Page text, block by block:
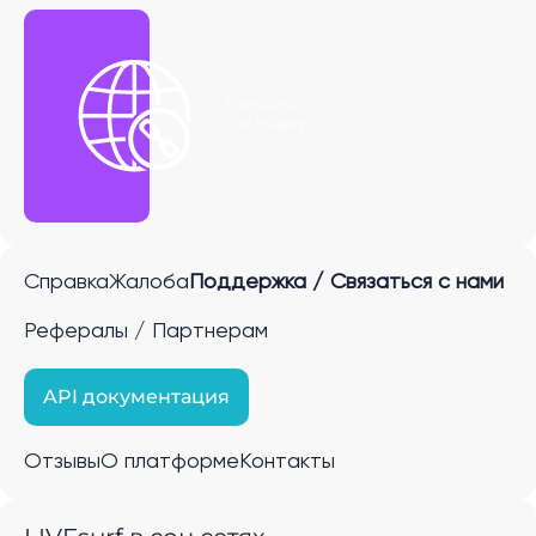
СправкаЖалоба Поддержка / Связаться с нами
Рефералы / Партнерам
API документация
ОтзывыО платформе Контакты